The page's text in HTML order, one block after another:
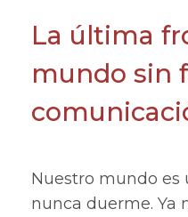
La última
mundo sin
Nuestro mundo es
nunca duerme. Ya